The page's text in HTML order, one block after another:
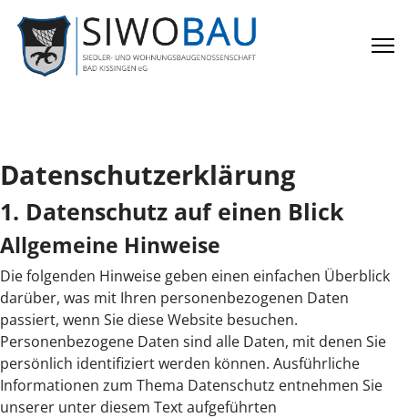
Datenschutz­erklärung
1. Datenschutz auf einen Blick
Allgemeine Hinweise
Die folgenden Hinweise geben einen einfachen Überblick
darüber, was mit Ihren personenbezogenen Daten
passiert, wenn Sie diese Website besuchen.
Personenbezogene Daten sind alle Daten, mit denen Sie
persönlich identifiziert werden können. Ausführliche
Informationen zum Thema Datenschutz entnehmen Sie
unserer unter diesem Text aufgeführten